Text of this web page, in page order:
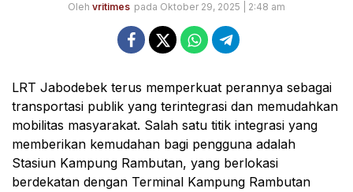
Oleh vritimes pada Oktober 29, 2025 | 2:48 am
LRT Jabodebek terus memperkuat perannya sebagai
transportasi publik yang terintegrasi dan memudahkan
mobilitas masyarakat. Salah satu titik integrasi yang
memberikan kemudahan bagi pengguna adalah
Stasiun Kampung Rambutan, yang berlokasi
berdekatan dengan Terminal Kampung Rambutan